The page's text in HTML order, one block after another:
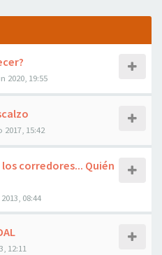
2020, 19:55
2017, 15:42
corredores... Quién
08:44
12:11